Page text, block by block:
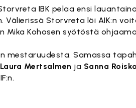
IBK pelaa ensi
Välierissä Storvreta löi AIK:n
Kohosen syötöstä
mestaruudesta. Samassa
Laura Mertsalmen ja Sanna